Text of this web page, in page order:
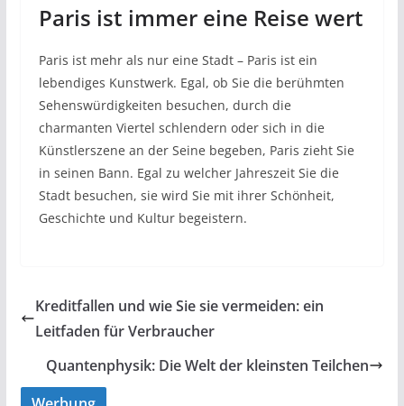
Paris ist immer eine Reise wert
Paris ist mehr als nur eine Stadt – Paris ist ein
lebendiges Kunstwerk. Egal, ob Sie die berühmten
Sehenswürdigkeiten besuchen, durch die
charmanten Viertel schlendern oder sich in die
Künstlerszene an der Seine begeben, Paris zieht Sie
in seinen Bann. Egal zu welcher Jahreszeit Sie die
Stadt besuchen, sie wird Sie mit ihrer Schönheit,
Geschichte und Kultur begeistern.
Kreditfallen und wie Sie sie vermeiden: ein
Leitfaden für Verbraucher
Quantenphysik: Die Welt der kleinsten Teilchen